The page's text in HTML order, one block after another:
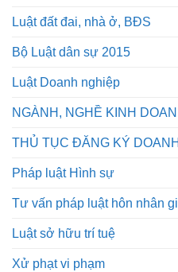
Luật đất đai, nhà ở, BĐS
Bộ Luật dân sự 2015
Luật Doanh nghiệp
NGÀNH, NGHỀ KINH
THỦ TỤC ĐĂNG KÝ
Pháp luật Hình sự
Tư vấn pháp luật hôn nhân
Luật sở hữu trí tuệ
Xử phạt vi phạm